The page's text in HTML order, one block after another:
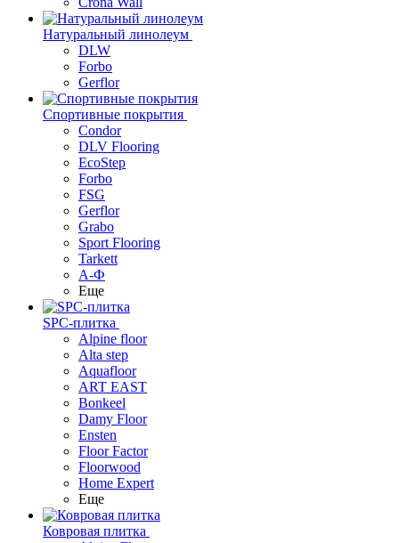
Натуральный линолеум
DLW
Forbo
Gerflor
Спортивные покрытия
Condor
DLV Flooring
EcoStep
Forbo
FSG
Gerflor
Grabo
Sport Flooring
Tarkett
А-Ф
Еще
SPC-плитка
Alpine floor
Alta step
Aquafloor
ART EAST
Bonkeel
Damy Floor
Ensten
Floor Factor
Floorwood
Home Expert
Еще
Ковровая плитка